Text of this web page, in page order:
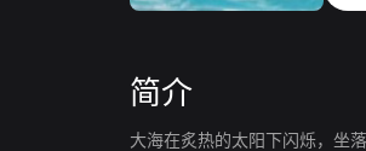
简介
大海在炙热的太阳下闪烁，坐